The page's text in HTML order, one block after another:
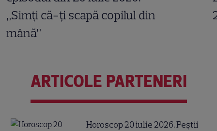
„Simți că-ți scapă copilul din
mână”
ARTICOLE PARTENERI
Horoscop 20 iulie 2026. Peștii